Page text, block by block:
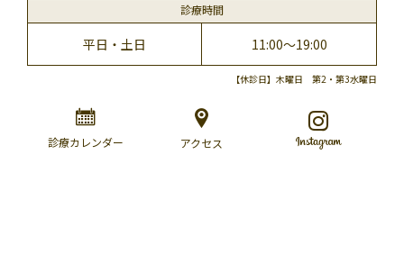
診療時間
平日・土日 11:00～19:00
【休診日】木曜日 第2・第3水曜日
診療カレンダー アクセス